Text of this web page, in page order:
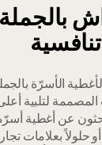
بالجملة
تنافسية
الأسرّة
لتلبية
عن أغطية
حلولاً بعلامات